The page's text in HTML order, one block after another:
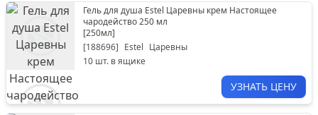
Гель для душа Estel Царевны крем Настоящее
чародейство 250 мл
[250мл]
[188696] Estel Царевны
10 шт. в ящике
УЗНАТЬ ЦЕНУ